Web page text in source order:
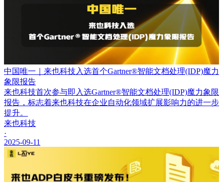
中国唯一｜来也科技入选首个Gartner®智能文档处理(IDP)魔力
象限报告
来也科技首次参与即入选Gartner®智能文档处理(IDP)魔力象限
报告，标志着来也科技在企业自动化领域扩展影响力的进一步
提升。
来也科技
·
2025-09-11